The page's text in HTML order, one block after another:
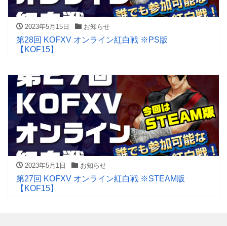
2023年5月15日 お知らせ
第28回 KOFXV オンライン紅白戦 ※PS版
【KOF15】
2023年5月1日 お知らせ
第27回 KOFXV オンライン紅白戦 ※STEAM版
【KOF15】